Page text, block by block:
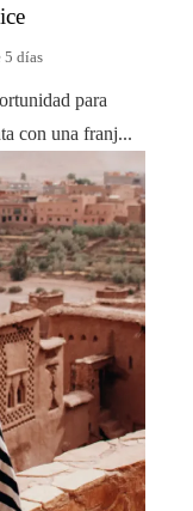
5 días
para
con una franj...